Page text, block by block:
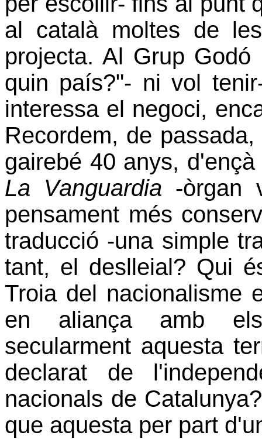
al català moltes de
projecta. Al Grup
quin país?"- ni vol
interessa el negoci,
Recordem, de
gairebé 40 anys,
La Vanguardia -òrgan
pensament més
traducció -una simple
tant, el deslleial? Qui
Troia del nacionalisme
en aliança amb
secularment aquesta
declarat de
nacionals de
que aquesta per part